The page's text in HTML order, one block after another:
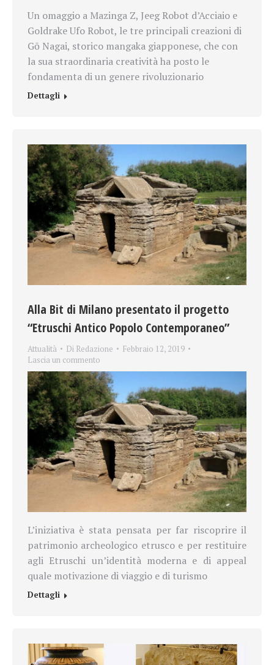
Un omaggio a Mazinga Z, Jeeg Robot d’Acciaio e
Goldrake Ufo Robot, le tre principali creazioni di
Gō Nagai, storico mangaka giapponese, che con
la sua straordinaria creatività ha posto le
fondamenta di un genere rivoluzionario
Dettagli
Alla Bit di Milano presentato il progetto
“Etruschi Antico Popolo Contemporaneo”
Attualità Di Redazione
Febbraio 12, 2019
Lascia un commento
L’iniziativa è stata pensata per far riscoprire il
patrimonio archeologico etrusco e per restituire
agli Etruschi un’identità moderna e di appeal
quale motivazione di viaggio e di turismo
Dettagli